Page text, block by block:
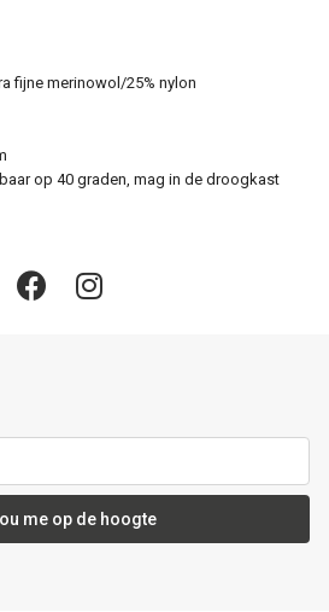
fijne merinowol/25% nylon
op 40 graden, mag in de droogkast
me op de hoogte